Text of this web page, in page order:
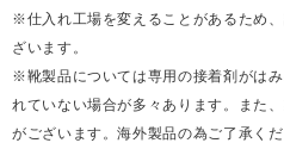
※仕入れ工場を変えることがあるため
ざいます。
※靴製品については専用の接着剤がは
れていない場合が多々あります。また
がございます。海外製品の為ご了承くだ